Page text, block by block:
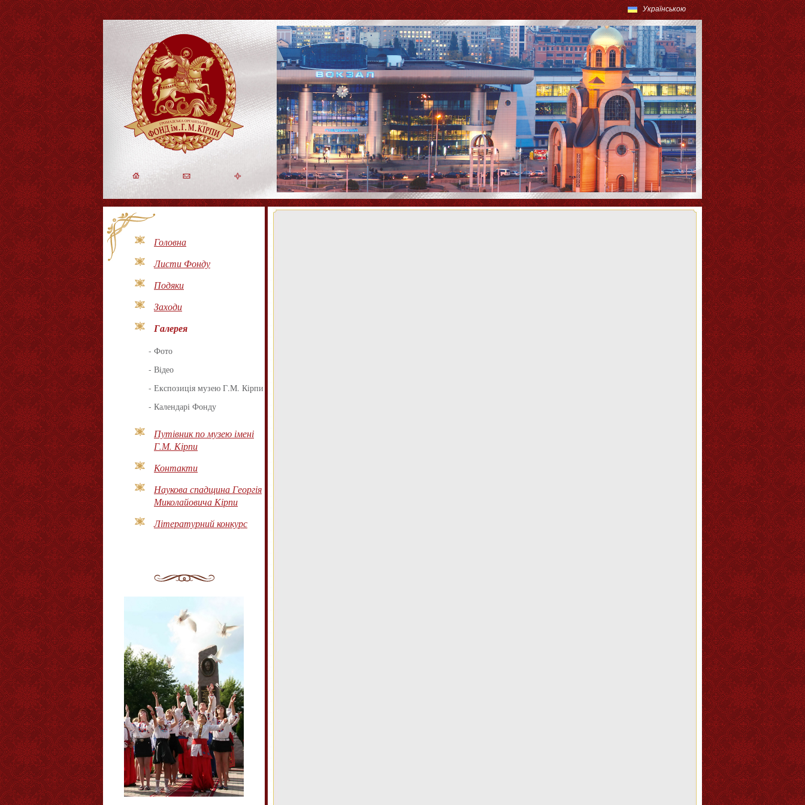
Українською
Головна
Листи Фонду
Подяки
Заходи
Галерея
- Фото
- Відео
- Експозиція музею Г.М. Кірпи
- Календарі Фонду
Путівник по музею імені
Г.М. Кірпи
Контакти
Наукова спадщина Георгія
Миколайовича Кірпи
Літературний конкурс